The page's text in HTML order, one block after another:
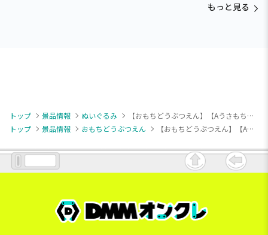
もっと見る
トップ 景品情報 ぬいぐるみ
【おもちどうぶつえん】【Aうさもち さくら(体色：ピンク)】おもちどうぶつえん GRAN＋ぬいぐるみ うさもち さくら&いちご
トップ
景品情報 おもちどうぶつえん 【おもちどうぶつえん】【Aうさもち さくら(体色：ピンク)】おもちどうぶつえん GRAN＋ぬいぐるみ うさもち さくら&いちご